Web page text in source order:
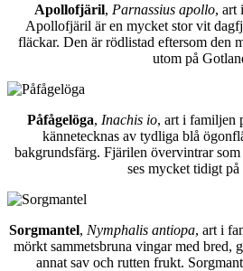
Apollofjäril, Parnassius apollo, art
Apollofjäril är en mycket stor vit
fläckar. Den är rödlistad eftersom den
utom på
Påfågelöga, Inachis io, art i familjen
kännetecknas av tydliga blå
bakgrundsfärg. Fjärilen övervintrar
ses mycket tidigt på
Sorgmantel, Nymphalis antiopa, art i
mörkt sammetsbruna vingar med bred,
annat sav och rutten frukt.